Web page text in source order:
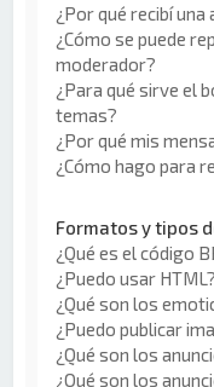
¿Por qué recibí una
¿Cómo se puede
moderador?
¿Para qué sirve el
temas?
¿Por qué mis
¿Cómo hago para
Formatos y tipos
¿Qué es el código
¿Puedo usar HTML?
¿Qué son los
¿Puedo publicar
¿Qué son los
¿Qué son los